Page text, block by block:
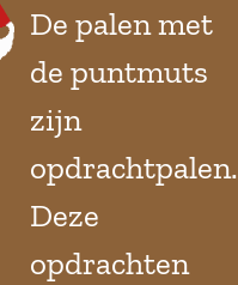
De palen met
de puntmuts
zijn
opdrachtpalen.
Deze
opdrachten